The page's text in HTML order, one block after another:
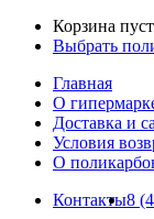
Корзина
Выбрать
Главная
О
Доставка и
Условия
О
Контакты8